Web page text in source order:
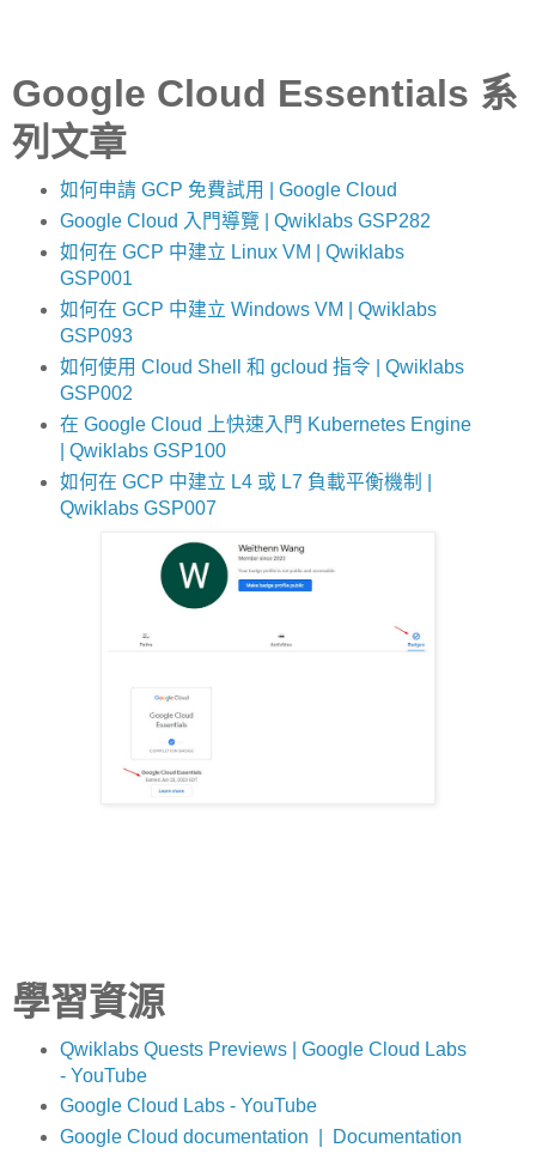
Google Cloud Essentials 系
列文章
如何申請 GCP 免費試用 | Google Cloud
Google Cloud 入門導覽 | Qwiklabs GSP282
如何在 GCP 中建立 Linux VM | Qwiklabs
GSP001
如何在 GCP 中建立 Windows VM | Qwiklabs
GSP093
如何使用 Cloud Shell 和 gcloud 指令 | Qwiklabs
GSP002
在 Google Cloud 上快速入門 Kubernetes Engine
| Qwiklabs GSP100
如何在 GCP 中建立 L4 或 L7 負載平衡機制 |
Qwiklabs GSP007
學習資源
Qwiklabs Quests Previews | Google Cloud Labs
- YouTube
Google Cloud Labs - YouTube
Google Cloud documentation | Documentation